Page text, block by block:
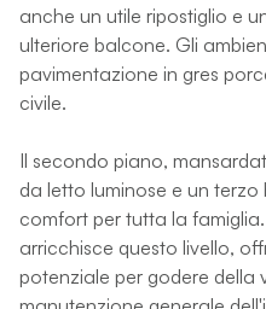
anche un utile ripostiglio e
ulteriore balcone. Gli
pavimentazione in gres
civile.
Il secondo piano,
da letto luminose e un
comfort per tutta la
arricchisce questo livello,
potenziale per godere della